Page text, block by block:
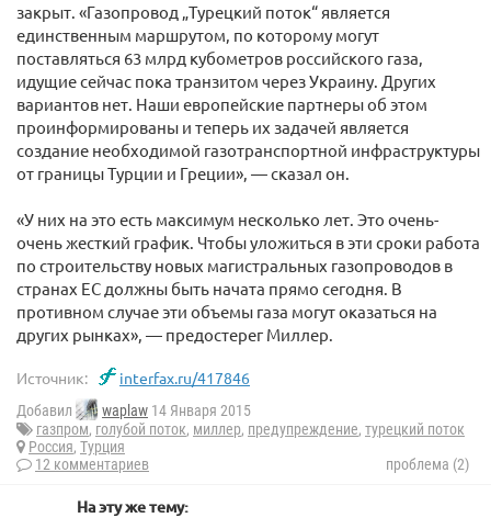
закрыт. «Газопровод „Турецкий поток“ является
единственным маршрутом, по которому могут
поставляться 63 млрд кубометров российского газа,
идущие сейчас пока транзитом через Украину. Других
вариантов нет. Наши европейские партнеры об этом
проинформированы и теперь их задачей является
создание необходимой газотранспортной инфраструктуры
от границы Турции и Греции», — сказал он.
«У них на это есть максимум несколько лет. Это очень-
очень жесткий график. Чтобы уложиться в эти сроки работа
по строительству новых магистральных газопроводов в
странах ЕС должны быть начата прямо сегодня. В
противном случае эти объемы газа могут оказаться на
других рынках», — предостерег Миллер.
Источник: interfax.ru/417846
Добавил waplaw 14 Января 2015
газпром, голубой поток, миллер, предупреждение, турецкий поток
Россия, Турция
12 комментариев
проблема (2)
На эту же тему: